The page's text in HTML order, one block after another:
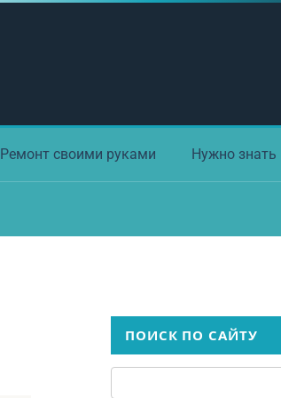
Ремонт своими руками Нужно знать
ПОИСК ПО САЙТУ